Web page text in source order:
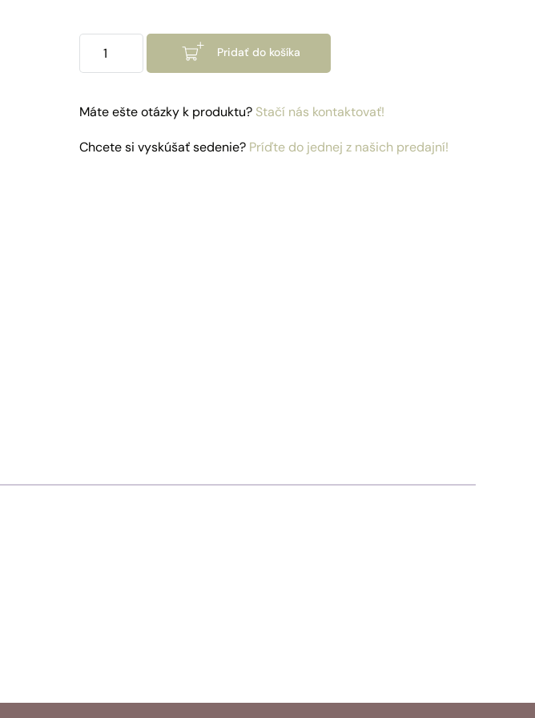
pre
Singapur
Pridať do košíka
Máte ešte otázky k produktu? Stačí nás kontaktovať!
Chcete si vyskúšať sedenie? Príďte do jednej z našich predajní!